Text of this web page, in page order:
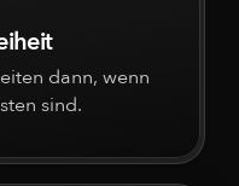
dann, wenn
sind.